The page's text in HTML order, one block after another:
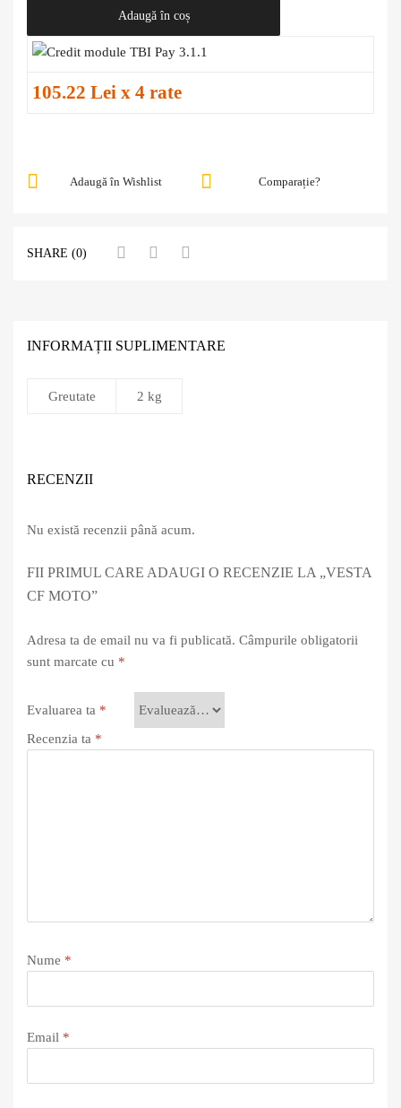
Adaugă în coș
105.22 Lei x 4 rate
Comparație?
Adaugă în Wishlist
SHARE (0)
INFORMAȚII SUPLIMENTARE
Greutate 2 kg
RECENZII
Nu există recenzii până acum.
FII PRIMUL CARE ADAUGI O RECENZIE LA „VESTA
CF MOTO”
Adresa ta de email nu va fi publicată. Câmpurile obligatorii
sunt marcate cu *
Evaluarea ta *
Recenzia ta *
Nume *
Email *